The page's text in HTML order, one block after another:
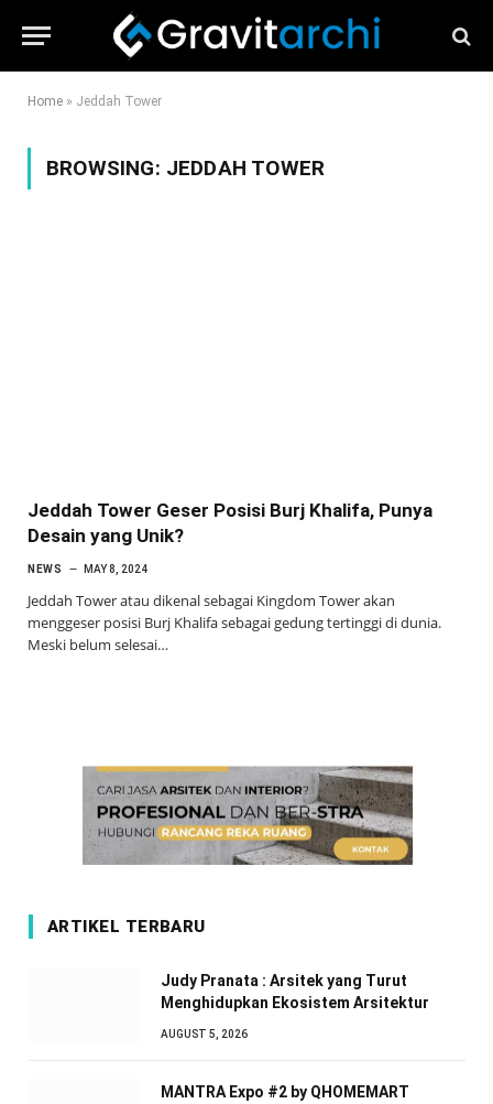
Home » Jeddah Tower
BROWSING: JEDDAH TOWER
Jeddah Tower Geser Posisi Burj Khalifa, Punya
Desain yang Unik?
NEWS MAY 8, 2024
Jeddah Tower atau dikenal sebagai Kingdom Tower akan
menggeser posisi Burj Khalifa sebagai gedung tertinggi di dunia.
Meski belum selesai…
ARTIKEL TERBARU
Judy Pranata : Arsitek yang Turut
Menghidupkan Ekosistem Arsitektur
AUGUST 5, 2026
MANTRA Expo #2 by QHOMEMART